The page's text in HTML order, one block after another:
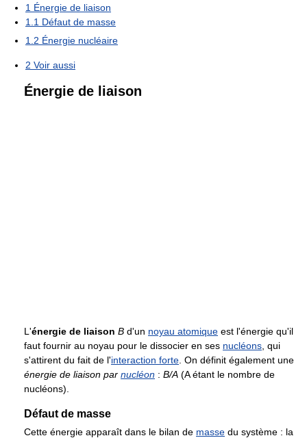
1 Énergie de liaison
1.1 Défaut de masse
1.2 Énergie nucléaire
2 Voir aussi
Énergie de liaison
L'énergie de liaison B d'un noyau atomique est l'énergie qu'il
faut fournir au noyau pour le dissocier en ses nucléons , qui
s'attirent du fait de l'interaction forte . On définit également une
énergie de liaison par nucléon : B/A (A étant le nombre de
nucléons).
Défaut de masse
Cette énergie apparaît dans le bilan de masse du système : la